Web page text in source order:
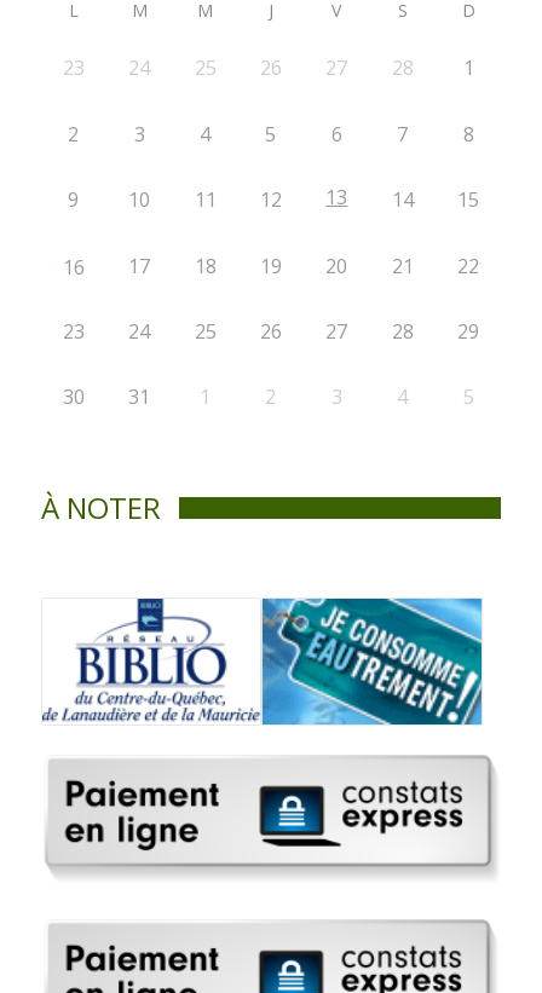
L M M J V S D
23 24 25 26 27 28 1
2 3 4 5 6 7 8
9 10 11 12 13 14 15
16 17 18 19 20 21 22
23 24 25 26 27 28 29
30 31 1 2 3 4 5
À NOTER